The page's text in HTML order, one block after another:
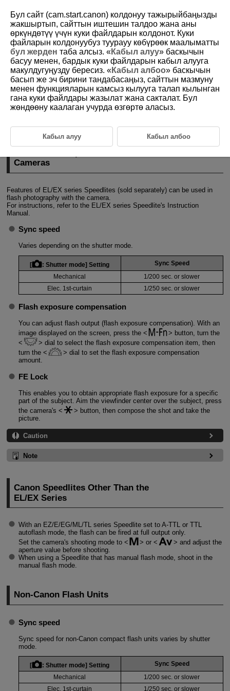
D185-054
Shooting with Speedlites
EL/EX Series Speedlites for EOS Cameras
Canon Speedlites Other Than the EL/EX Series
Non-Canon Flash Units
Cameras
Features of EL/EX series Speedlites (sold separately) can be used in
flash photography with the camera.
For instructions, refer to the EL/EX series Speedlite's Instruction
Manual.
Sync speed
Varies depending on the shutter mode.
[ :Shutter mode] Setting Sync Speed
Mechanical
1/200 sec. or slower
Elec. 1st-curtain
1/250 sec. or slower
Flash exposure compensation
You can adjust flash output (flash exposure compensation). With an
image displayed on the screen, press the
button, turn the
dial to select the flash exposure compensation item, then
turn the
dial to set the flash exposure compensation
amount.
FE Lock
This enables you to obtain appropriate flash exposure for a specific
part of the subject. Aim the viewfinder center over the subject, press
the camera's
button, then compose the shot and take the
picture.
Caution
Note
Canon Speedlites Other Than the
EL/EX Series
With an EZ/E/EG/ML/TL series Speedlite set to A-TTL
or TTL
autoflash mode, the flash can be fired at full output only.
Set the camera's shooting mode to
or
and adjust the
aperture value before shooting.
When using a Speedlite that has manual flash mode, shoot in the
manual flash mode.
Non-Canon Flash Units
Sync speed
Sync speed for non-Canon compact flash units varies by shutter
mode.
:Shutter mode ] Setting Sync Speed
Mechanical
1/200 sec. or slower
Elec. 1st-curtain
1/250 sec. or slower
Бул сайт (cam.start.canon) колдонуу тажырыйбаңызды
жакшыртып, сайттын иштешин талдоо жана аны
өркүндөтүү үчүн куки файлдарын колдонот. Куки
файларын колдонуубуз туурауу көбүрөөк маалыматты
бул жерден таба алсыз. «Кабыл алуу» баскычын
басуу менен, бардык куки файлдарын кабыл алууга
макулдугуңузду бересиз. «Кабыл албоо» баскычын
басып же эч бирини тандабасаңыз, сайттын мазмуну
менен функцияларын камсыз кылууга талап кылынган
гана куки файлдары жазылат жана сакталат. Бул
жөндөөну каалаган учурда өзгөртө аласыз.
Кабыл алуу Кабыл албоо